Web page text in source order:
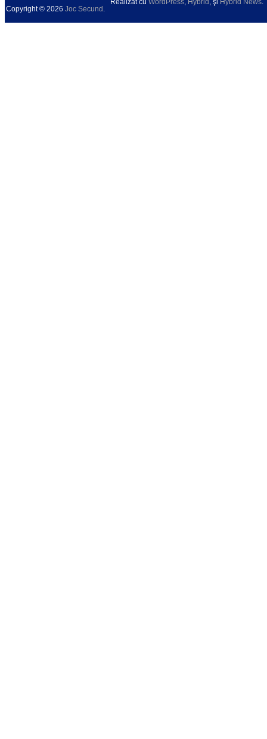
Copyright © 2026 Joc Secund .
Realizat cu WordPress, Hybrid , şi Hybrid News.